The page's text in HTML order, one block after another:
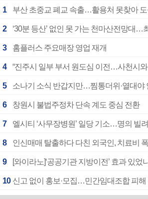
1 부산 초중교 폐교 속출…활용처 못찾아 도
2 ‘30분 등산’ 없인 못 가는 천마산전망대…
3 홈플러스 주요매장 영업 재개
4 “진주시 일부 부서 원도심 이전…사천시
5 소나기 소식 반갑지만…찜통더위·열대야
6 창원시 불법주정차 단속 계도 중심 전환
7 엘시티 ‘사무장병원’ 일당 기소…명의 빌
8 인신매매 탈출하다 다친 외국인, 치료비
9 [와이라노]‘공공기관 지방이전’ 효과 있었
10 신고 없이 홍보·모집…민간임대조합 피해